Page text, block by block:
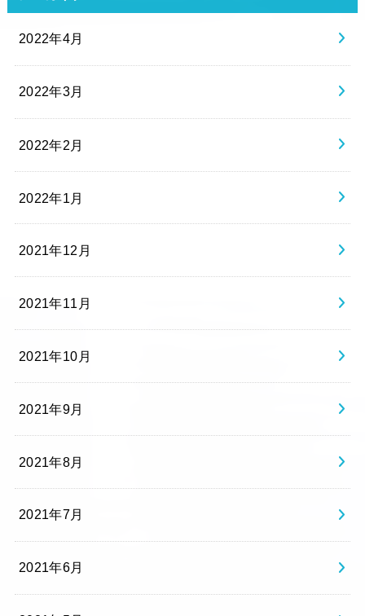
2022年4月
2022年3月
2022年2月
2022年1月
2021年12月
2021年11月
2021年10月
2021年9月
2021年8月
2021年7月
2021年6月